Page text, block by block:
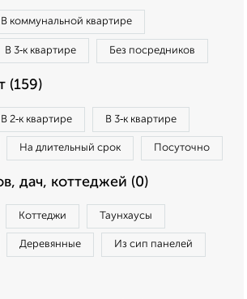
В коммунальной квартире
В 3‑к квартире Без посредников
(159)
В 2‑к квартире В 3‑к квартире
На длительный срок Посуточно
дач, коттеджей (0)
Коттеджи Таунхаусы
Деревянные Из сип панелей